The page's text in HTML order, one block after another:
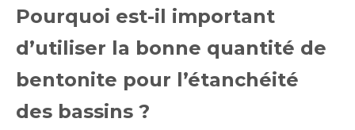
Pourquoi est-il important
d’utiliser la bonne quantité de
bentonite pour l’étanchéité
des bassins ?